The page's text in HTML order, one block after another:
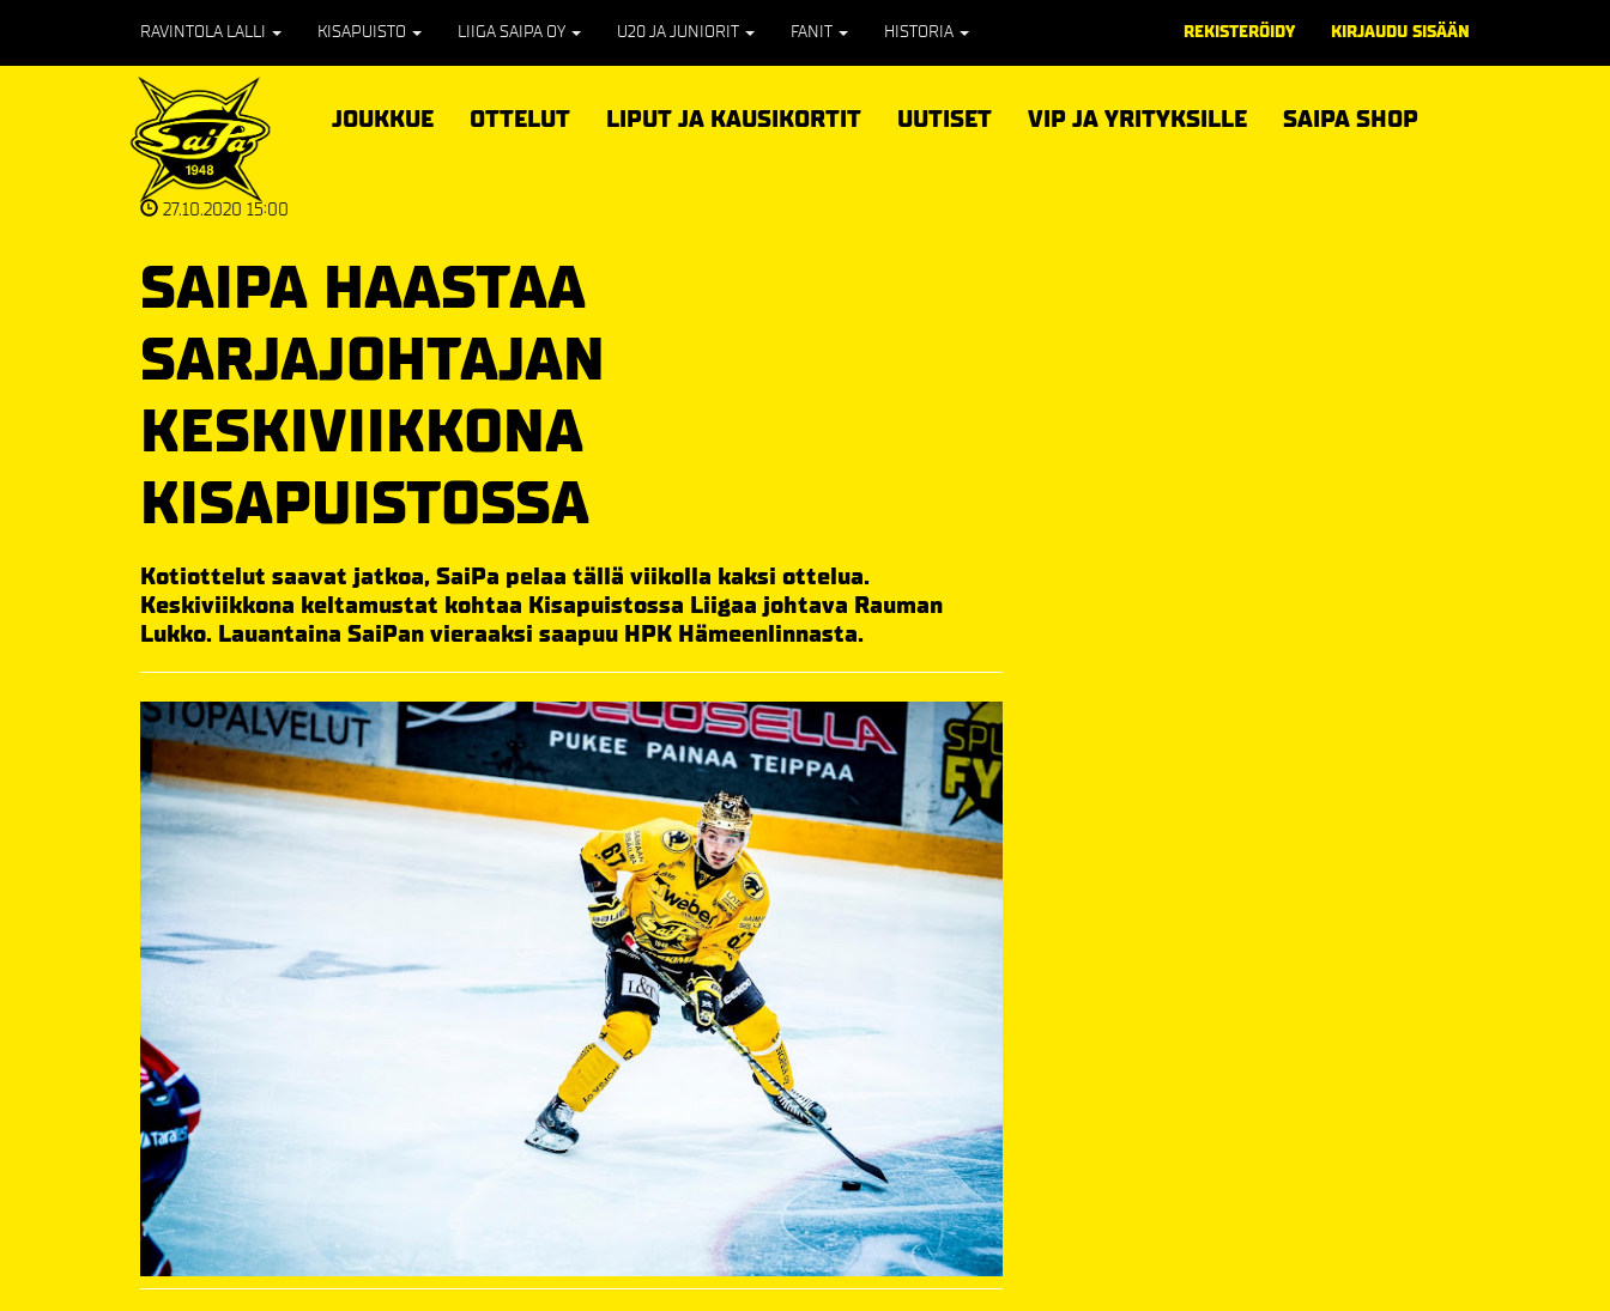
RAVINTOLA LALLI KISAPUISTO LIIGA SAIPA OY U20 JA JUNIORIT FANIT HISTORIA REKISTERÖIDY KIRJAUDU SISÄÄN
JOUKKUE OTTELUT LIPUT JA KAUSIKORTIT UUTISET VIP JA YRITYKSILLE SAIPA SHOP
27.10.2020 15:00
SAIPA HAASTAA
SARJAJOHTAJAN
KESKIVIIKKONA
KISAPUISTOSSA
Kotiottelut saavat jatkoa, SaiPa pelaa tällä viikolla kaksi ottelua.
Keskiviikkona keltamustat kohtaa Kisapuistossa Liigaa johtava Rauman
Lukko. Lauantaina SaiPan vieraaksi saapuu HPK Hämeenlinnasta.